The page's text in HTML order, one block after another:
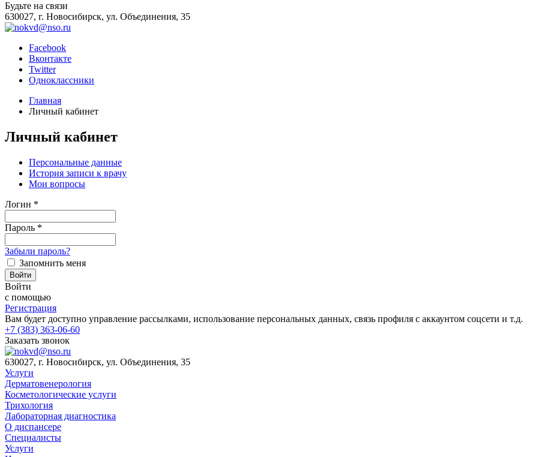
Будьте на связи
630027, г. Новосибирск, ул. Объединения, 35
Facebook
Вконтакте
Twitter
Одноклассники
Главная
Личный кабинет
Личный кабинет
Персональные данные
История записи к врачу
Мои вопросы
Логин *
Пароль *
Забыли пароль?
Запомнить меня
Войти
Войти
с помощью
Регистрация
Вам будет доступно управление рассылками, использование персональных данных, связь профиля с аккаунтом соцсети и т.д.
+7 (383) 363-06-60
Заказать звонок
630027, г. Новосибирск, ул. Объединения, 35
Услуги
Дерматовенерология
Косметологические услуги
Трихология
Лабораторная диагностика
О диспансере
Специалисты
Услуги